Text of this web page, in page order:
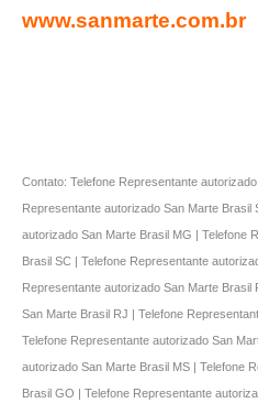
www.sanmarte.com.br
Contato: Telefone Representante
Representante autorizado San Marte Brasil
autorizado San Marte Brasil MG | Telefone
Brasil SC | Telefone Representante
Representante autorizado San Marte
San Marte Brasil RJ | Telefone
Telefone Representante autorizado San
autorizado San Marte Brasil MS | Telefone
Brasil GO | Telefone Representante